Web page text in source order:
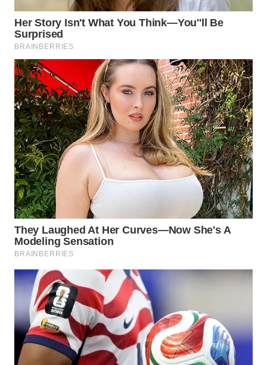
WN
DANAU
TOBA
WN
NIAS
WN
LANGKAT
WN
TAPANULI
SELATAN
WN
TANJUNG
LESUNG
WN
KARO
WN
SIMALUNGUN